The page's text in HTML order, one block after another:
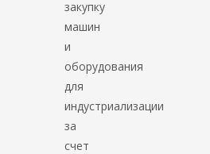
закупку
машин
и
оборудования
для
индустриализации
за
счет